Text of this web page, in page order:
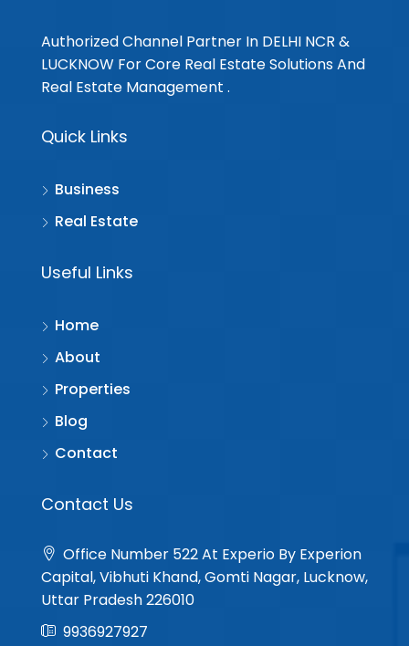
Authorized Channel Partner In DELHI NCR &
LUCKNOW For Core Real Estate Solutions And
Real Estate Management .
Quick Links
Business
Real Estate
Useful Links
Home
About
Properties
Blog
Contact
Contact Us
Office Number 522 At Experio By Experion
Capital, Vibhuti Khand, Gomti Nagar, Lucknow,
Uttar Pradesh 226010
9936927927